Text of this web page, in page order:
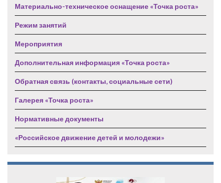
Материально-техническое оснащение «Точка роста»
Режим занятий
Мероприятия
Дополнительная информация «Точка роста»
Обратная связь (контакты, социальные сети)
Галерея «Точка роста»
Нормативные документы
«Российское движение детей и молодежи»